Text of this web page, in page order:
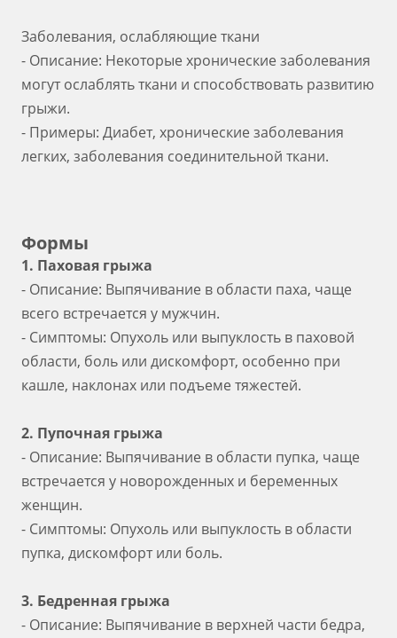
Заболевания, ослабляющие ткани
- Описание: Некоторые хронические заболевания
могут ослаблять ткани и способствовать развитию
грыжи.
- Примеры: Диабет, хронические заболевания
легких, заболевания соединительной ткани.
Формы
1. Паховая грыжа
- Описание: Выпячивание в области паха, чаще
всего встречается у мужчин.
- Симптомы: Опухоль или выпуклость в паховой
области, боль или дискомфорт, особенно при
кашле, наклонах или подъеме тяжестей.
2. Пупочная грыжа
- Описание: Выпячивание в области пупка, чаще
встречается у новорожденных и беременных
женщин.
- Симптомы: Опухоль или выпуклость в области
пупка, дискомфорт или боль.
3. Бедренная грыжа
- Описание: Выпячивание в верхней части бедра,